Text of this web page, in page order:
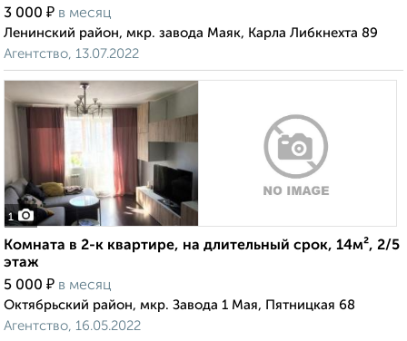
3 000 ₽ в месяц
Ленинский район, мкр. завода Маяк, Карла Либкнехта 89
Агентство, 13.07.2022
1
Комната в 2-к квартире, на длительный срок, 14м², 2/5
этаж
5 000 ₽ в месяц
Октябрьский район, мкр. Завода 1 Мая, Пятницкая 68
Агентство, 16.05.2022